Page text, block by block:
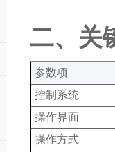
二、关
‌参数项‌
控制系统
操作界面
操作方式